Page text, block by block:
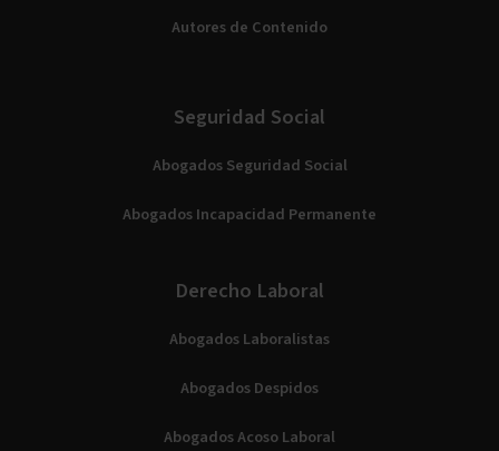
Autores de Contenido
Seguridad Social
Abogados Seguridad Social
Abogados Incapacidad Permanente
Derecho Laboral
Abogados Laboralistas
Abogados Despidos
Abogados Acoso Laboral